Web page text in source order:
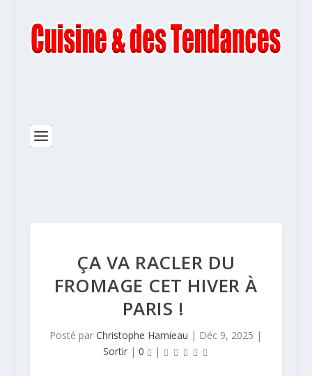
ÇA VA RACLER DU
FROMAGE CET HIVER À
PARIS !
Posté parChristophe Hamieau | Déc 9, 2025 |
Sortir| 0 |